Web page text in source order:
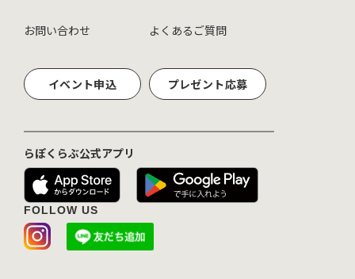
お問い合わせ よくあるご質問
イベント申込 プレゼント応募
らぽくらぶ公式アプリ
FOLLOW US